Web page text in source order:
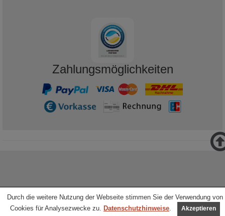
Zahlungsmöglichkeiten
Durch die weitere Nutzung der Webseite stimmen Sie der Verwendung von
Cookies für Analysezwecke zu. Datenschutzhinweise. Akzeptieren